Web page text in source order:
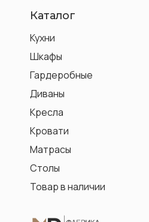
Каталог
Кресла
Кровати
Диваны
Шкафы
Гардеробные
Кухни
Столы
Матрасы
Товар в наличии